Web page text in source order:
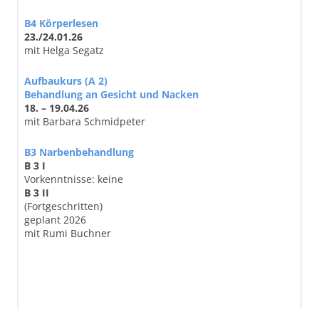
B4 Körperlesen
23./24.01.26
mit Helga Segatz
Aufbaukurs (A 2)
Behandlung an Gesicht und Nacken
18. – 19.04.26
mit Barbara Schmidpeter
B3 Narbenbehandlung
B 3 I
Vorkenntnisse: keine
B 3 II
(Fortgeschritten)
geplant 2026
mit Rumi Buchner